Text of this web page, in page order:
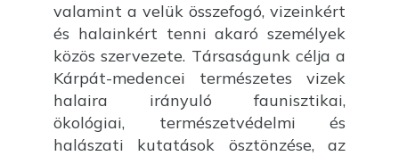
valamint a velük összefogó, vizeinkért
és halainkért tenni akaró személyek
közös szervezete. Társaságunk célja a
Kárpát-medencei természetes vizek
halaira irányuló faunisztikai,
ökológiai, természetvédelmi és
halászati kutatások ösztönzése, az